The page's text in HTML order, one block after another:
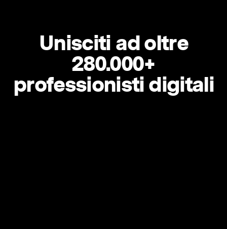
Unisciti ad oltre
280.000+
professionisti digitali